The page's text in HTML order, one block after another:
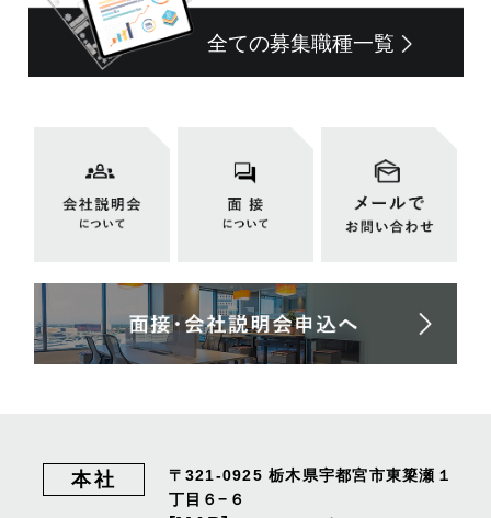
全ての募集職種一覧
本社 〒321-0925栃木県宇都宮市東簗瀬１
丁目６−６